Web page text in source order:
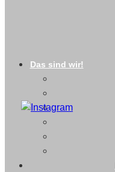
Das sind wir!